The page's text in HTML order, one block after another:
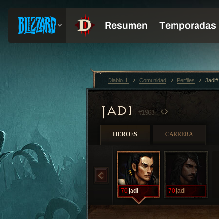
JADI #1963
HÉROES CARRERA
70jadi 70jadi
Diablo III Comunidad Perfiles